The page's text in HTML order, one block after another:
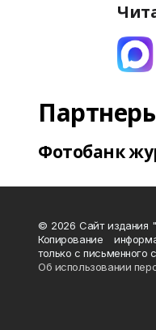
Фотобанк
© 2026 Сайт издания
Копирование
только с письменного
Об использовании